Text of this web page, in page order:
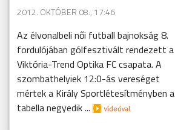
2012. OKTÓBER 08., 17:46
Az élvonalbeli női futball bajnokság 8.
fordulójában gólfesztivált rendezett a
Viktória-Trend Optika FC csapata. A
szombathelyiek 12:0-ás vereséget
mértek a Király Sportlétesítményben a
tabella negyedik ...